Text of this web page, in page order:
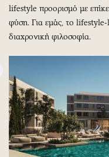
lifestyle προορισμό με
φύση. Για εμάς, το
διαχρονική φιλοσοφία.